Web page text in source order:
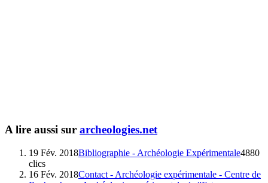
A lire aussi sur archeologies.net
19 Fév. 2018Bibliographie - Archéologie Expérimentale4880
clics
16 Fév. 2018Contact - Archéologie expérimentale - Centre de